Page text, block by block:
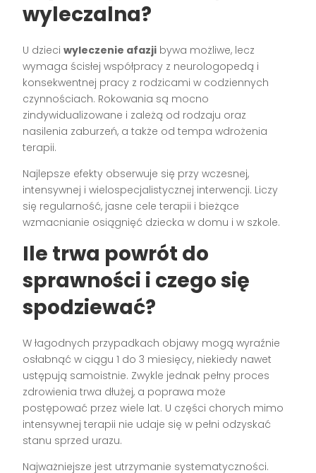
wyleczalna?
U dzieciwyleczenie afazji bywa możliwe, lecz
wymaga ścisłej współpracy z neurologopedą i
konsekwentnej pracy z rodzicami w codziennych
czynnościach. Rokowania są mocno
zindywidualizowane i zależą od rodzaju oraz
nasilenia zaburzeń, a także od tempa wdrożenia
terapii.
Najlepsze efekty obserwuje się przy wczesnej,
intensywnej i wielospecjalistycznej interwencji. Liczy
się regularność, jasne cele terapii i bieżące
wzmacnianie osiągnięć dziecka w domu i w szkole.
Ile trwa powrót do
sprawności i czego się
spodziewać?
W łagodnych przypadkach objawy mogą wyraźnie
osłabnąć w ciągu 1 do 3 miesięcy, niekiedy nawet
ustępują samoistnie. Zwykle jednak pełny proces
zdrowienia trwa dłużej, a poprawa może
postępować przez wiele lat. U części chorych mimo
intensywnej terapii nie udaje się w pełni odzyskać
stanu sprzed urazu.
Najważniejsze jest utrzymanie systematyczności.